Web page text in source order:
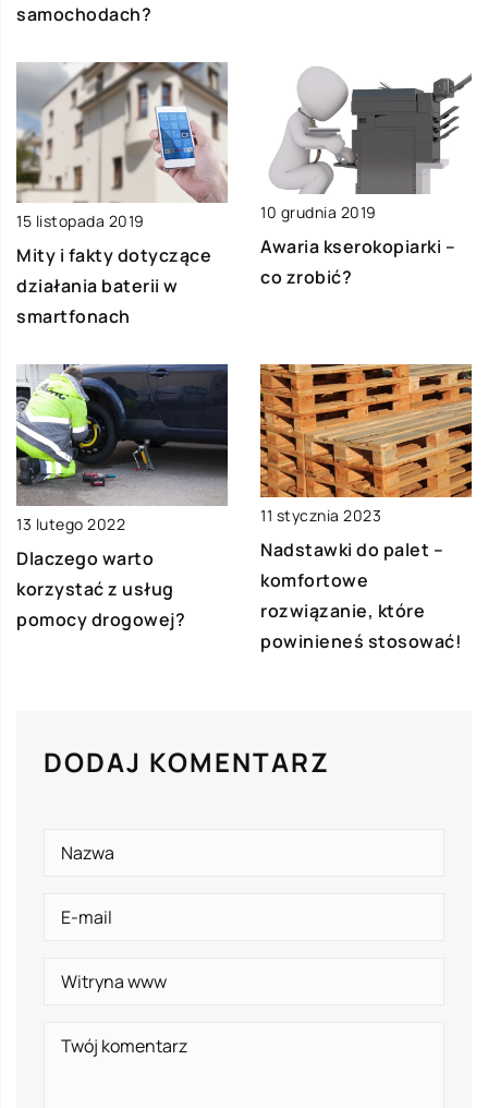
samochodach?
15 listopada 2019
Mity i fakty dotyczące
działania baterii w
smartfonach
10 grudnia 2019
Awaria kserokopiarki –
co zrobić?
13 lutego 2022
Dlaczego warto
korzystać z usług
pomocy drogowej?
11 stycznia 2023
Nadstawki do palet –
komfortowe
rozwiązanie, które
powinieneś stosować!
DODAJ KOMENTARZ